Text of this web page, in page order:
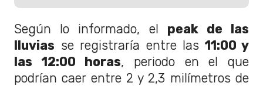
Según lo informado, el peak de las
lluvias se registraría entre las 11:00 y
las 12:00 horas, periodo en el que
podrían caer entre 2 y 2,3 milímetros de